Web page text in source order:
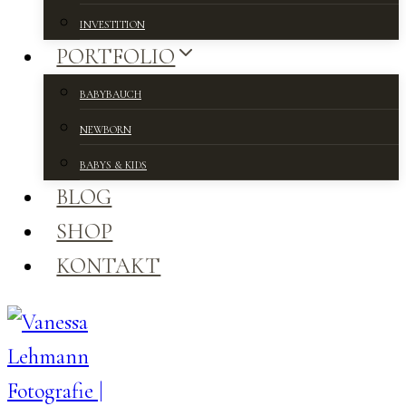
INVESTITION
PORTFOLIO
BABYBAUCH
NEWBORN
BABYS & KIDS
BLOG
SHOP
KONTAKT